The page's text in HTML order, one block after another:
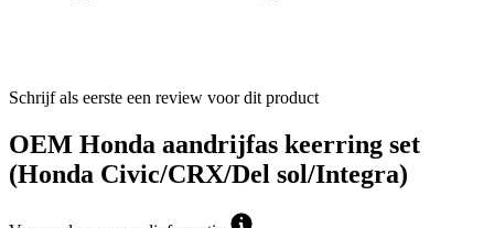
Schrijf als eerste een review voor dit product
OEM Honda aandrijfas keerring set
(Honda Civic/CRX/Del sol/Integra)